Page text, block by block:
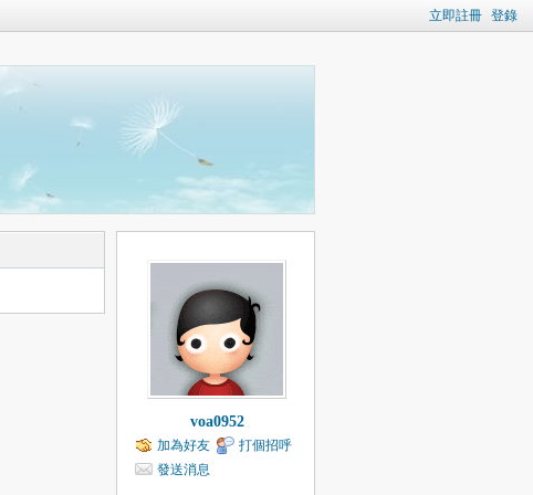
立即註冊 登錄
voa0952
加為好友
打個招呼
發送消息